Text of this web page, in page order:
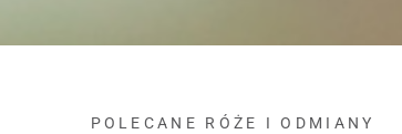
POLECANE RÓŻE I ODMIANY